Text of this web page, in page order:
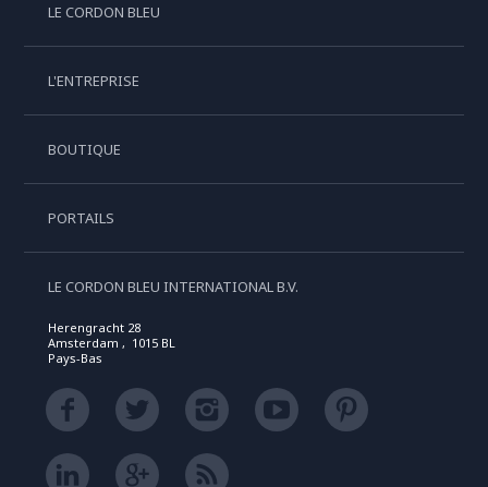
LE CORDON BLEU
L'ENTREPRISE
BOUTIQUE
PORTAILS
LE CORDON BLEU INTERNATIONAL B.V.
Herengracht 28
Amsterdam , 1015 BL
Pays-Bas